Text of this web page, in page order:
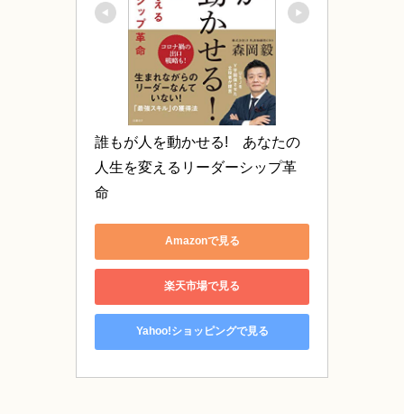
誰もが人を動かせる!　あなたの
人生を変えるリーダーシップ革
命
Amazonで見る
楽天市場で見る
Yahoo!ショッピングで見る